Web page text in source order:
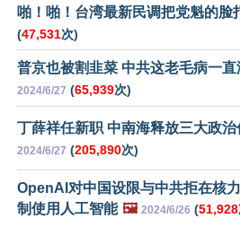
啪！啪！台湾最新民调把党魁的脸
(47,531次)
普京也被割韭菜 中共这老毛病一直
2024/6/27 (65,939次)
丁薛祥任新职 中南海释放三大政治
2024/6/27 (205,890次)
OpenAI对中国设限与中共拒在核
制使用人工智能 🖼️ 2024/6/26 (51,928